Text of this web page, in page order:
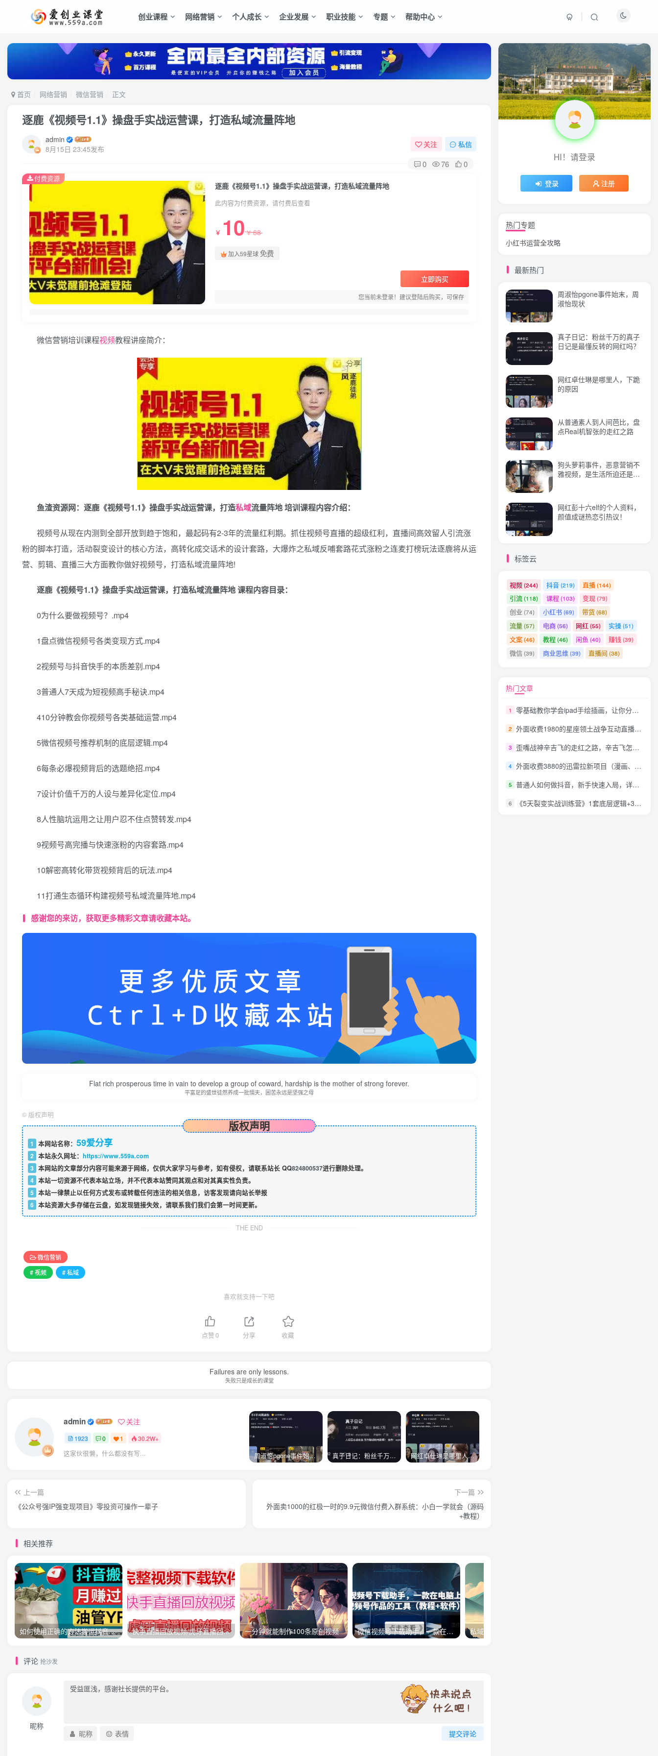
创业课程 网络营销 个人成长 企业发展 职业技能 专题 帮助中心
首页 网络营销 微信营销 正文
逐鹿《视频号1.1》操盘手实战运营课，打造私域流量阵地
admin
8月15日 23:45发布
关注 私信
0 76 0
逐鹿《视频号1.1》操盘手实战运营课，打造私域流量阵地
此内容为付费资源，请付费后查看
￥ 10￥88
加入59星球免费
立即购买
您当前未登录！建议登陆后购买，可保存
付费资源
微信营销培训课程视频教程讲座简介：
鱼渣资源网：逐鹿《视频号1.1》操盘手实战运营课，打造私域流量阵地 培训课程内容介绍：
视频号从现在内测到全部开放到趋于饱和，最起码有2-3年的流量红利期。抓住视频号直播的超级红利，直播间高效留人引流涨
粉的脚本打造，活动裂变设计的核心方法，高转化成交话术的设计套路，大爆炸之私域反哺套路花式涨粉之连麦打榜玩法逐鹿将从运
营、剪辑、直播三大方面教你做好视频号，打造私域流量阵地!
逐鹿《视频号1.1》操盘手实战运营课，打造私域流量阵地 课程内容目录：
0为什么要做视频号？.mp4
1盘点微信视频号各类变现方式.mp4
2视频号与抖音快手的本质差别.mp4
3普通人7天成为短视频高手秘诀.mp4
410分钟教会你视频号各类基础运营.mp4
5微信视频号推荐机制的底层逻辑.mp4
6每条必爆视频背后的选题绝招.mp4
7设计价值千万的人设与差异化定位.mp4
8人性脑坑运用之让用户忍不住点赞转发.mp4
9视频号高完播与快速涨粉的内容套路.mp4
10解密高转化带货视频背后的玩法.mp4
11打通生态循环构建视频号私域流量阵地.mp4
感谢您的来访，获取更多精彩文章请收藏本站。
Flat rich prosperous time in vain to develop a group of coward, hardship is the mother of strong forever.
平富足的盛世徒然养成一批懦夫，困苦永远是坚强之母
© 版权声明
版权声明
1 本网站名称： 59爱分享
2 本站永久网址： https://www.559a.com
3 本网站的文章部分内容可能来源于网络，仅供大家学习与参考，如有侵权，请联系站长 QQ824800537进行删除处理。
4 本站一切资源不代表本站立场，并不代表本站赞同其观点和对其真实性负责。
5 本站一律禁止以任何方式发布或转载任何违法的相关信息，访客发现请向站长举报
6 本站资源大多存储在云盘，如发现链接失效，请联系我们我们会第一时间更新。
THE END
微信营销
# 视频
# 私域
喜欢就支持一下吧
点赞0 分享 收藏
Failures are only lessons.
失败只是成长的课堂
admin 关注
1923 0 1 30.2W+
这家伙很懒，什么都没有写... 周淑怡pgone事件始末，周淑怡现状 真子日记：粉丝千万的真子日记是最懂反转的网红吗？ 网红卓仕琳是哪里人，下跪的原因
上一篇
《公众号强IP强变现项目》零投资可操作一辈子
下一篇
外面卖1000的红极一时的9.9元微信付费入群系统：小白一学就会（源码
+教程）
相关推荐
如何使用正确的方法搬运抖音视频到YouTube Shorts，月赚过万 快手直播回放视频/虎牙直播回放视频完整下载(电脑软件+视频教程) 一分钟就能制作100条原创视频 微信视频号下载助手，一款在电脑上下载视频号作品的工具（教程+软件） 私域流量，赚钱必备
评论 抢沙发
昵称
提交评论
昵称 表情
最新热门
周淑怡pgone事件始末，周
淑怡现状
真子日记：粉丝千万的真子
日记是最懂反转的网红吗？
网红卓仕琳是哪里人，下跪
狗头萝莉事件，恶意营销不
颜值成谜热恋引热议！
标签云
视频(244) 抖音
引流(118) 课程(103) 变现(79)
创业 小红书(69)
流量(57) 电商
文案(46) 教程 (46) 闲鱼(40) 赚钱 (39)
微信 商业思维(39) 直播间(38)
热门文章
1 零基础教你学会ipad手绘插画，让你分分钟变成绘画及创作大师
2 外面收费1980的星座领土战争互动直播，支持抖音【全套脚本+详细教程】
3 歪嘴战神辛吉飞的走红之路，辛吉飞怎么样了
5 普通人如何做抖音，新手快速入局，详细功略，无绿幕直播间搭建，带你快速成交变现
6 《5天裂变实战训练营》1套底层逻辑+3种裂变玩法，2020下半年微信裂变玩法
HI！请登录
登录 注册
热门专题
小红书运营全攻略
最新热门
周淑怡pgone事件始末，周
淑怡现状
真子日记：粉丝千万的真子
日记是最懂反转的网红吗？
网红卓仕琳是哪里人，下跪
的原因
从普通素人到人间芭比，盘
点Real机智张的走红之路
狗头萝莉事件，恶意营销不
雅视频，是生活所迫还是故
网红彭十六elf的个人资料，
颜值成谜热恋引热议！
标签云
视频(244) 抖音(219) 直播(144)
引流(118) 课程(103) 变现(79)
创业 (74) 小红书(69) 带货(68)
流量(57) 电商(56) 网红(55) 实操(51)
文案(46) 教程(46) 闲鱼 (40) 赚钱(39)
微信(39) 商业思维(39) 直播间 (38)
热门文章
1 零基础教你学会ipad手绘插画，让你分分钟变成绘画及创作大师
2 外面收费1980的星座领土战争互动直播，支持抖音【全套脚本+详细教程】
3 歪嘴战神辛吉飞的走红之路，辛吉飞怎么样了
4 外面收费3880的迅雷拉新项目（漫画、小说推文）【详细教程】
5 普通人如何做抖音，新手快速入局，详细功略，无绿幕直播间搭建，带你快速成交变现
6 《5天裂变实战训练营》1套底层逻辑+3种裂变玩法，2020下半年微信裂变玩法